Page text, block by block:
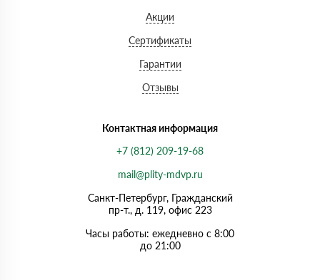
Акции
Сертификаты
Гарантии
Отзывы
Контактная информация
+7 (812) 209-19-68
mail@plity-mdvp.ru
Санкт-Петербург, Граждaнский
пр-т., д. 119, офис 223
Часы работы: ежедневно с 8:00
до 21:00